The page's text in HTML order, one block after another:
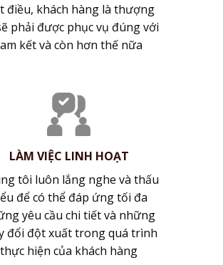
điều, khách hàng là thượng
phải được phục vụ đúng với
kết và còn hơn thế nữa
LÀM VIỆC LINH HOẠT
tôi luôn lắng nghe và thấu
để có thể đáp ứng tối đa
yêu cầu chi tiết và những
đổi đột xuất trong quá trình
thực hiện của khách hàng